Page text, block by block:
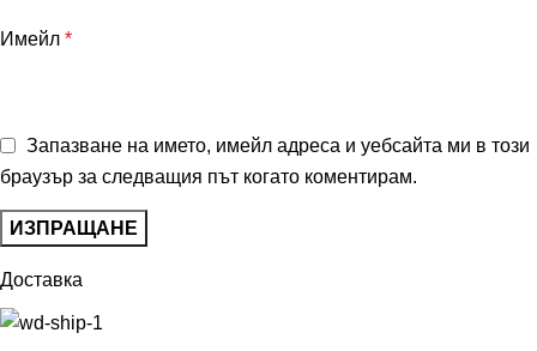
Имейл *
Запазване на името, имейл адреса и уебсайта ми в този
браузър за следващия път когато коментирам.
Доставка